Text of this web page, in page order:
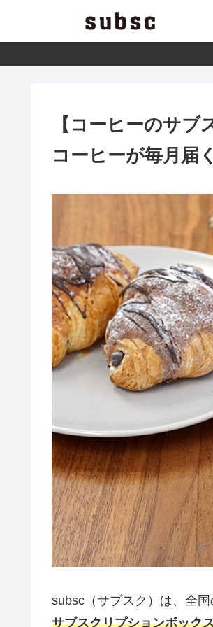
【コーヒーのサ
コーヒーが毎月届
subsc（サブスク）は、全
サブスクリプションボック